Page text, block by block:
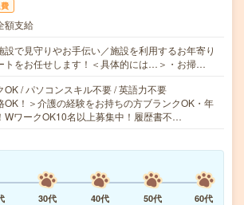
額支給
設で見守りやお手伝い／施設を利用するお年寄り
トをお任せします！＜具体的には…＞・お掃…
OK / パソコンスキル不要 / 英語力不要
OK！＞介護の経験をお持ちの方ブランクOK・年
WワークOK10名以上募集中！履歴書不…
30代 40代 50代
60代